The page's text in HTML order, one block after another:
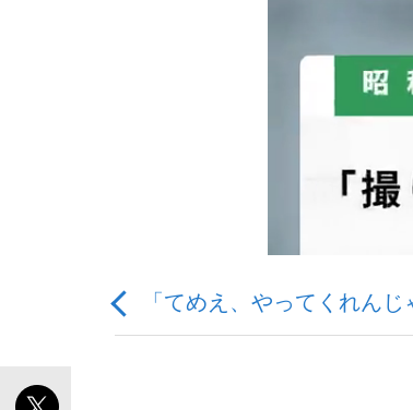
「てめえ、やってくれん